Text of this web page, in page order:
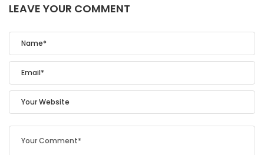
LEAVE YOUR COMMENT